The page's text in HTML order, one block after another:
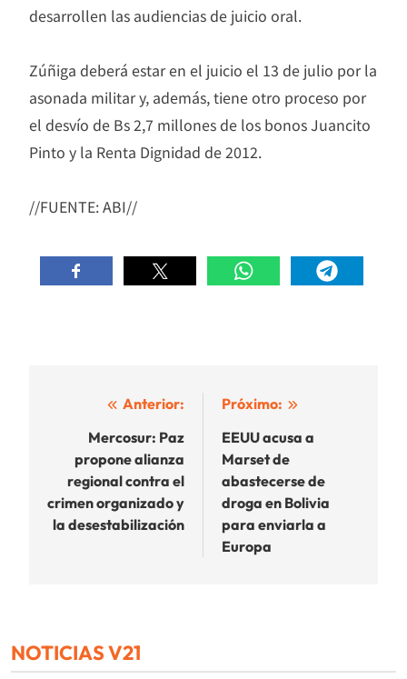
desarrollen las audiencias de juicio oral.
Zúñiga deberá estar en el juicio el 13 de julio por la
asonada militar y, además, tiene otro proceso por
el desvío de Bs 2,7 millones de los bonos Juancito
Pinto y la Renta Dignidad de 2012.
//FUENTE: ABI//
Navegación
entradas
Anterior:
Mercosur: Paz
propone alianza
regional contra el
crimen organizado y
la desestabilización
Próximo:
EEUU acusa a
Marset de
abastecerse de
droga en Bolivia
para enviarla a
Europa
NOTICIAS V21